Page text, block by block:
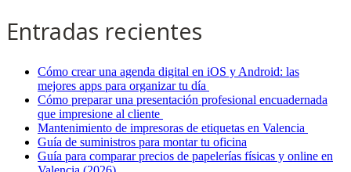
Entradas recientes
Cómo crear una agenda digital en iOS y Android: las
mejores apps para organizar tu día
Cómo preparar una presentación profesional encuadernada
que impresione al cliente
Mantenimiento de impresoras de etiquetas en Valencia
Guía de suministros para montar tu oficina
Guía para comparar precios de papelerías físicas y online en